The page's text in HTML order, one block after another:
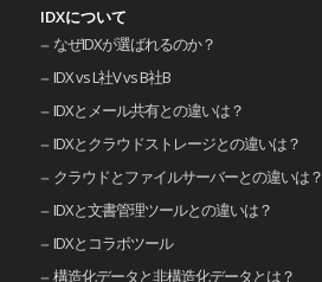
IDXについて
なぜIDXが選ばれるのか？
IDX vs L社V vs B社B
IDXとメール共有との違いは？
IDXとクラウドストレージとの違いは？
クラウドとファイルサーバーとの違いは？
IDXと文書管理ツールとの違いは？
IDXとコラボツール
構造化データと非構造化データとは？